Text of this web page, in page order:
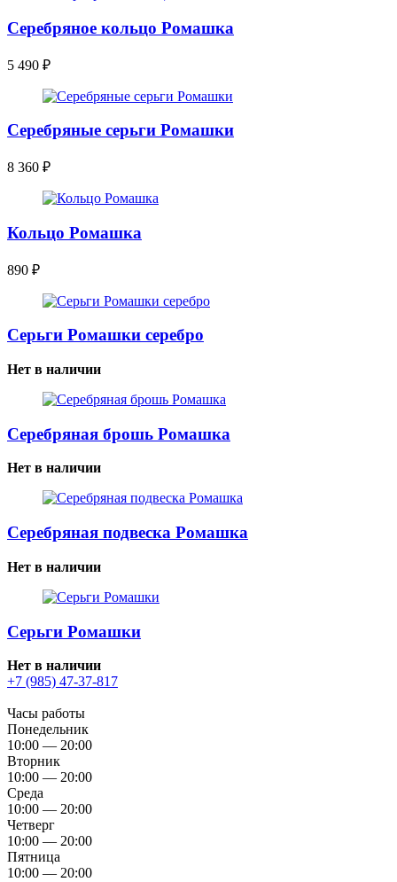
Серебряное кольцо Ромашка
5 490 ₽
Серебряные серьги Ромашки
8 360 ₽
Кольцо Ромашка
890 ₽
Серьги Ромашки серебро
Нет в наличии
Серебряная брошь Ромашка
Нет в наличии
Серебряная подвеска Ромашка
Нет в наличии
Серьги Ромашки
Нет в наличии
+7 (985) 47-37-817
Часы работы
Понедельник
10:00 — 20:00
Вторник
10:00 — 20:00
Среда
10:00 — 20:00
Четверг
10:00 — 20:00
Пятница
10:00 — 20:00